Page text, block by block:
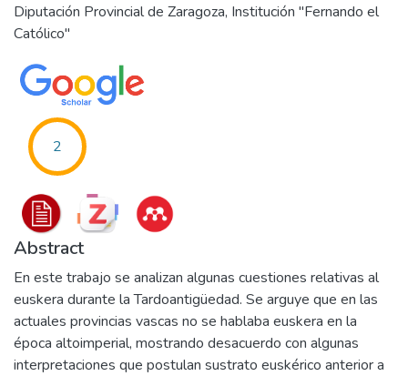
Diputación Provincial de Zaragoza, Institución "Fernando el
Católico"
2
Abstract
En este trabajo se analizan algunas cuestiones relativas al
euskera durante la Tardoantigüedad. Se arguye que en las
actuales provincias vascas no se hablaba euskera en la
época altoimperial, mostrando desacuerdo con algunas
interpretaciones que postulan sustrato euskérico anterior a